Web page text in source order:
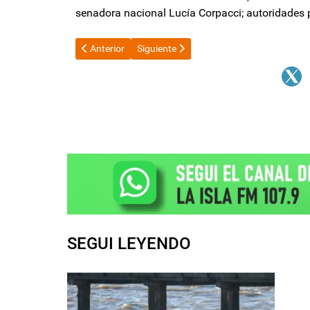
senadora nacional Lucía Corpacci;
Artículo anterior: Catamarca participó de la Mesa
Anterior Artículo siguiente: Fuerte crítica de la
Siguiente
SEGUI LEYENDO